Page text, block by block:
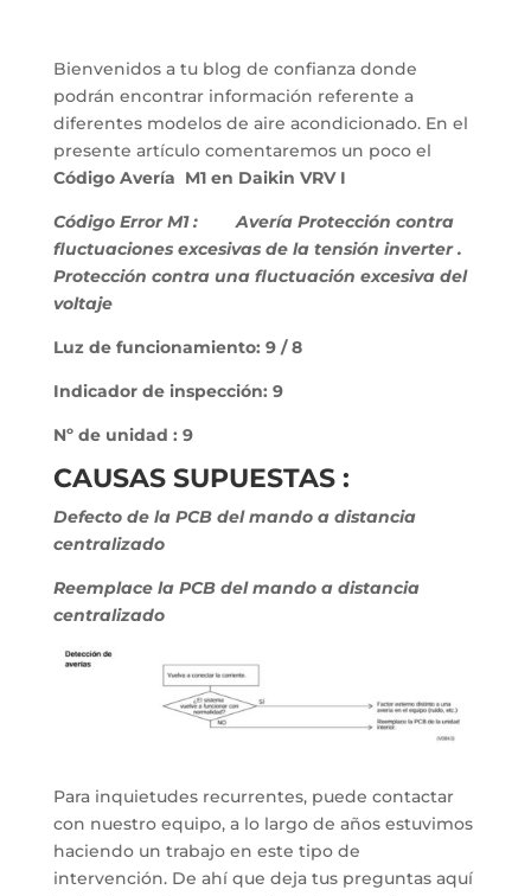
Bienvenidos a tu blog de confianza donde
podrán encontrar información referente a
diferentes modelos de aire acondicionado. En el
presente artículo comentaremos un poco el
Código Avería M1 en Daikin VRV I
Código Error M1 :
Avería Protección contra
fluctuaciones excesivas de la tensión inverter .
Protección contra una fluctuación excesiva del
voltaje
Luz de funcionamiento: 9 / 8
Indicador de inspección: 9
Nº de unidad : 9
CAUSAS SUPUESTAS :
Defecto de la PCB del mando a distancia
centralizado
Reemplace la PCB del mando a distancia
centralizado
Para inquietudes recurrentes, puede contactar
con nuestro equipo, a lo largo de años estuvimos
haciendo un trabajo en este tipo de
intervención. De ahí que deja tus preguntas aquí